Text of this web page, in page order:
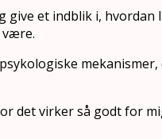
give et indblik i, hvordan
være.
mekanismer,
det virker så godt for